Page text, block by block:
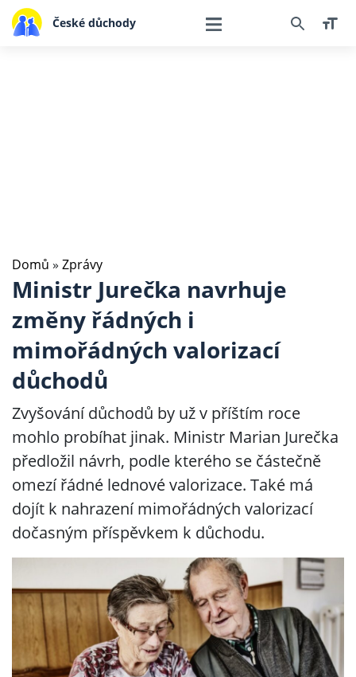
České důchody
Domů » Zprávy
Ministr Jurečka navrhuje
změny řádných i
mimořádných valorizací
důchodů
Zvyšování důchodů by už v příštím roce
mohlo probíhat jinak. Ministr Marian Jurečka
předložil návrh, podle kterého se částečně
omezí řádné lednové valorizace. Také má
dojít k nahrazení mimořádných valorizací
dočasným příspěvkem k důchodu.